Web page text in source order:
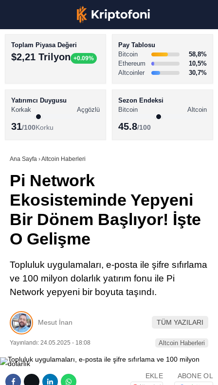
TikTok
BİTCOİN HABERLERİ
ALTCOİN HABERLERİ
SÖZLÜK
Toplam Piyasa Değeri
$2,21 Trilyon +0.09%
Pay Tablosu
Bitcoin
58,8%
Ethereum
10,5%
Altcoinler
30,7%
Yatırımcı Duygusu
Korkak
Açgözlü
31/100Korku
Sezon Endeksi
Bitcoin
Altcoin
45.8/100
Ana Sayfa ›Altcoin Haberleri
Pi Network
Ekosisteminde Yepyeni
Bir Dönem Başlıyor! İşte
O Gelişme
Topluluk uygulamaları, e-posta ile şifre sıfırlama
ve 100 milyon dolarlık yatırım fonu ile Pi
Network yepyeni bir boyuta taşındı.
Mesut İnan TÜM YAZILARI
Yayınlandı: 24.05.2025 - 18:08 Altcoin Haberleri
EKLE ABONE OL